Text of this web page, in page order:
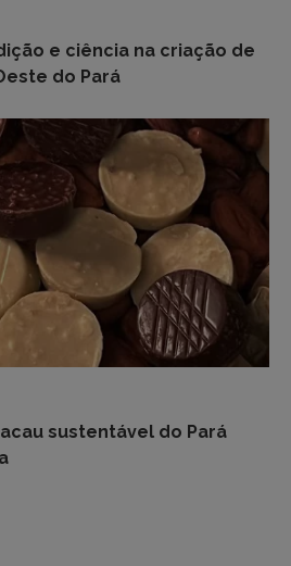
e ciência na criação de
do Pará
sustentável do Pará